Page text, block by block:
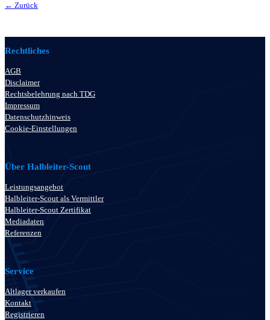
← Zurück
Rechtliches
AGB
Disclaimer
Rechtsbelehrung nach TDG
Impressum
Datenschutzhinweis
Cookie-Einstellungen
Über Halbleiter-Scout
Leistungsangebot
Halbleiter-Scout als Vermittler
Halbleiter-Scout Zertifikat
Mediadaten
Referenzen
Service
Altlager verkaufen
Kontakt
Registrieren